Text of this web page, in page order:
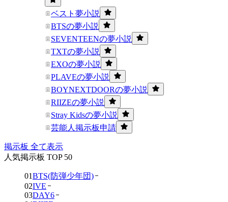
ベスト夢小説
BTSの夢小説
SEVENTEENの夢小説
TXTの夢小説
EXOの夢小説
PLAVEの夢小説
BOYNEXTDOORの夢小説
RIIZEの夢小説
Stray Kidsの夢小説
芸能人掲示板申請
掲示板 全て表示
人気掲示板 TOP 50
01BTS(防弾少年団)
02IVE
03DAY6